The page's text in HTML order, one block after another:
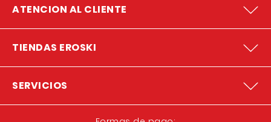
ATENCION AL CLIENTE
TIENDAS EROSKI
SERVICIOS